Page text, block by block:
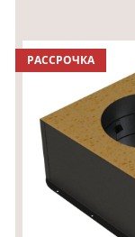
РАССРОЧКА